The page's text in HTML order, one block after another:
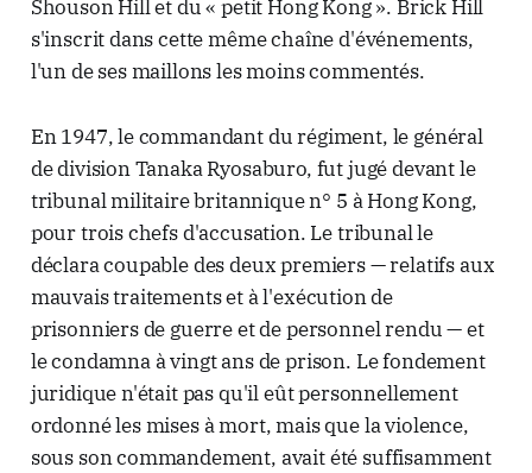
Shouson Hill et du « petit Hong Kong ». Brick Hill
s'inscrit dans cette même chaîne d'événements,
l'un de ses maillons les moins commentés.
En 1947, le commandant du régiment, le général
de division Tanaka Ryosaburo, fut jugé devant le
tribunal militaire britannique n° 5 à Hong Kong,
pour trois chefs d'accusation. Le tribunal le
déclara coupable des deux premiers — relatifs aux
mauvais traitements et à l'exécution de
prisonniers de guerre et de personnel rendu — et
le condamna à vingt ans de prison. Le fondement
juridique n'était pas qu'il eût personnellement
ordonné les mises à mort, mais que la violence,
sous son commandement, avait été suffisamment